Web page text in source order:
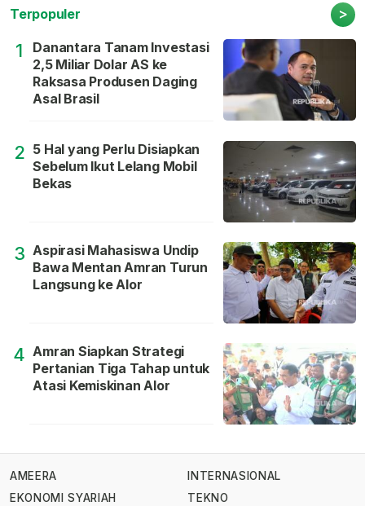
Terpopuler >
1
Danantara Tanam Investasi
2,5 Miliar Dolar AS ke
Raksasa Produsen Daging
Asal Brasil
2 5 Hal yang Perlu Disiapkan
Sebelum Ikut Lelang Mobil
Bekas
3 Aspirasi Mahasiswa Undip
Bawa Mentan Amran Turun
Langsung ke Alor
4 Amran Siapkan Strategi
Pertanian Tiga Tahap untuk
Atasi Kemiskinan Alor
AMEERA
EKONOMI SYARIAH
INTERNASIONAL
TEKNO